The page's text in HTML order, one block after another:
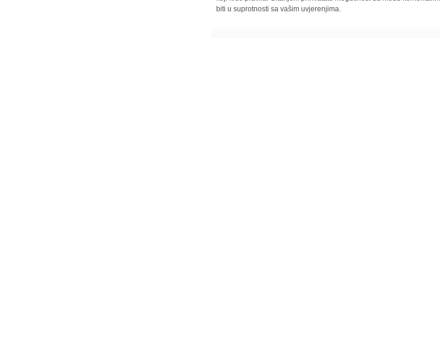
biti u suprotnosti sa vašim uvjerenjima.